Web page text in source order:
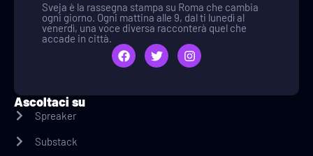
Sveja è la rassegna stampa su Roma che cambia
ogni giorno. Ogni mattina alle 9, dal ti lunedì al
venerdì, una voce diversa racconterà quel che
accade in città.
Ascoltaci su
Spreaker
Substack